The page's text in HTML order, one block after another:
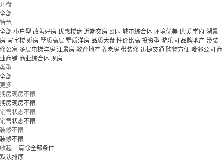
开盘
全部
特色
全部 小户型 改善好房 优惠楼盘 近期交房 公园 城市综合体 环境优美 供暖 学府 湖景
房 写字楼 婚房 墅质高层 墅质洋房 品质大盘 性价比高 投资型 游乐园 品牌地产 带装
修公寓 多层电梯洋房 江景房 教育地产 养老房 带装修 迅捷交通 购物方便 毗邻公园 商
业商铺 商业综合体 现房
类型
全部
更多
期房现房不限
期房现房不限
销售状态不限
销售状态不限
装修不限
装修不限
收起  清除全部条件
默认排序